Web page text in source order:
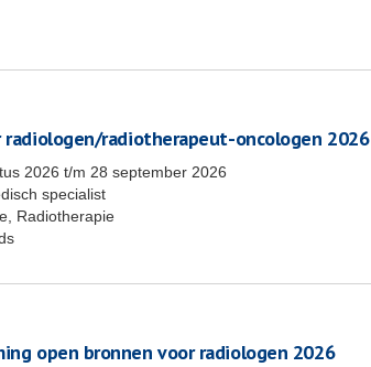
radiologen/radiotherapeut-oncologen 2026
2026 t/m 28 september 2026
specialist
Radiotherapie
open bronnen voor radiologen 2026